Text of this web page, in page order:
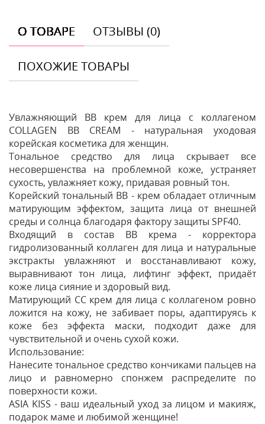
О ТОВАРЕ ОТЗЫВЫ (0)
ПОХОЖИЕ ТОВАРЫ
Увлажняющий ВВ крем для лица с коллагеном
COLLAGEN ВВ CREAM - натуральная уходовая
корейская косметика для женщин.
Тональное средство для лица скрывает все
несовершенства на проблемной коже, устраняет
сухость, увлажняет кожу, придавая ровный тон.
Корейский тональный ВВ - крем обладает отличным
матирующим эффектом, защита лица от внешней
среды и солнца благодаря фактору защиты SPF40.
Входящий в состав ВВ крема - корректора
гидролизованный коллаген для лица и натуральные
экстракты увлажняют и восстанавливают кожу,
выравнивают тон лица, лифтинг эффект, придаёт
коже лица сияние и здоровый вид.
Матирующий СС крем для лица с коллагеном ровно
ложится на кожу, не забивает поры, адаптируясь к
коже без эффекта маски, подходит даже для
чувствительной и очень сухой кожи.
Использование:
Нанесите тональное средство кончиками пальцев на
лицо и равномерно спонжем распределите по
поверхности кожи.
ASIA KISS - ваш идеальный уход за лицом и макияж,
подарок маме и любимой женщине!